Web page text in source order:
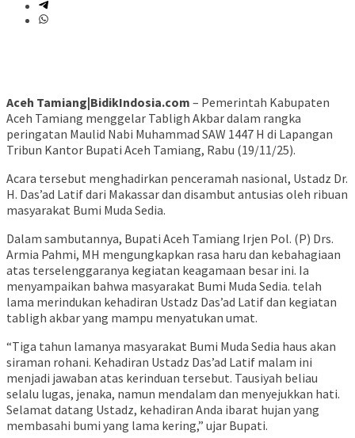
Aceh Tamiang|BidikIndosia.com – Pemerintah Kabupaten
Aceh Tamiang menggelar Tabligh Akbar dalam rangka
peringatan Maulid Nabi Muhammad SAW 1447 H di Lapangan
Tribun Kantor Bupati Aceh Tamiang, Rabu (19/11/25).
Acara tersebut menghadirkan penceramah nasional, Ustadz Dr.
H. Das’ad Latif dari Makassar dan disambut antusias oleh ribuan
masyarakat Bumi Muda Sedia.
Dalam sambutannya, Bupati Aceh Tamiang Irjen Pol. (P) Drs.
Armia Pahmi, MH mengungkapkan rasa haru dan kebahagiaan
atas terselenggaranya kegiatan keagamaan besar ini. Ia
menyampaikan bahwa masyarakat Bumi Muda Sedia. telah
lama merindukan kehadiran Ustadz Das’ad Latif dan kegiatan
tabligh akbar yang mampu menyatukan umat.
“Tiga tahun lamanya masyarakat Bumi Muda Sedia haus akan
siraman rohani. Kehadiran Ustadz Das’ad Latif malam ini
menjadi jawaban atas kerinduan tersebut. Tausiyah beliau
selalu lugas, jenaka, namun mendalam dan menyejukkan hati.
Selamat datang Ustadz, kehadiran Anda ibarat hujan yang
membasahi bumi yang lama kering,” ujar Bupati.